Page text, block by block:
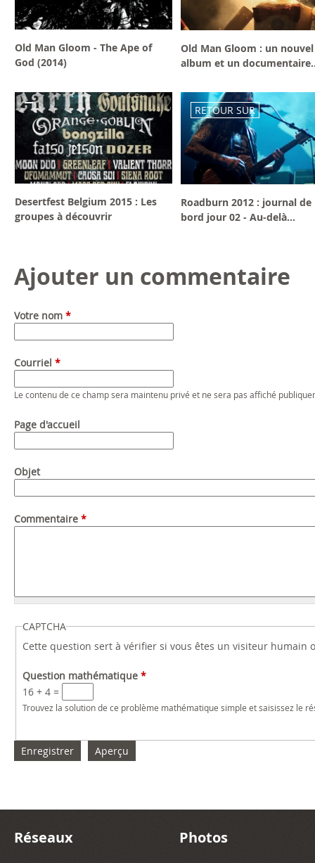
Old Man Gloom - The Ape of
God (2014)
Old Man Gloom : un nouvel
album et un
Desertfest Belgium 2015 : Les
groupes à découvrir
RETOUR SUR
Roadburn 2012 : journal de
bord jour 02 - Au-delà...
Ajouter un commentaire
Votre nom *
Courriel *
Le contenu de ce champ sera maintenu privé et ne sera pas affiché
Page d'accueil
Objet
Commentaire *
CAPTCHA
Cette question sert à vérifier si vous êtes un visiteur
Question mathématique *
16 + 4 =
Trouvez la solution de ce problème mathématique simple et saisissez le
Réseaux Photos